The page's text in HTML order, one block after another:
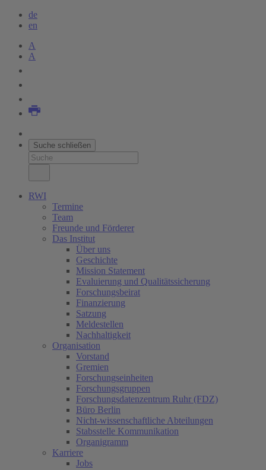
de
en
A
A
Suche schließen
RWI
Termine
Team
Freunde und Förderer
Das Institut
Über uns
Geschichte
Mission Statement
Evaluierung und Qualitätssicherung
Forschungsbeirat
Finanzierung
Satzung
Meldestellen
Nachhaltigkeit
Organisation
Vorstand
Gremien
Forschungseinheiten
Forschungsgruppen
Forschungsdatenzentrum Ruhr (FDZ)
Büro Berlin
Nicht-wissenschaftliche Abteilungen
Stabsstelle Kommunikation
Organigramm
Karriere
Jobs